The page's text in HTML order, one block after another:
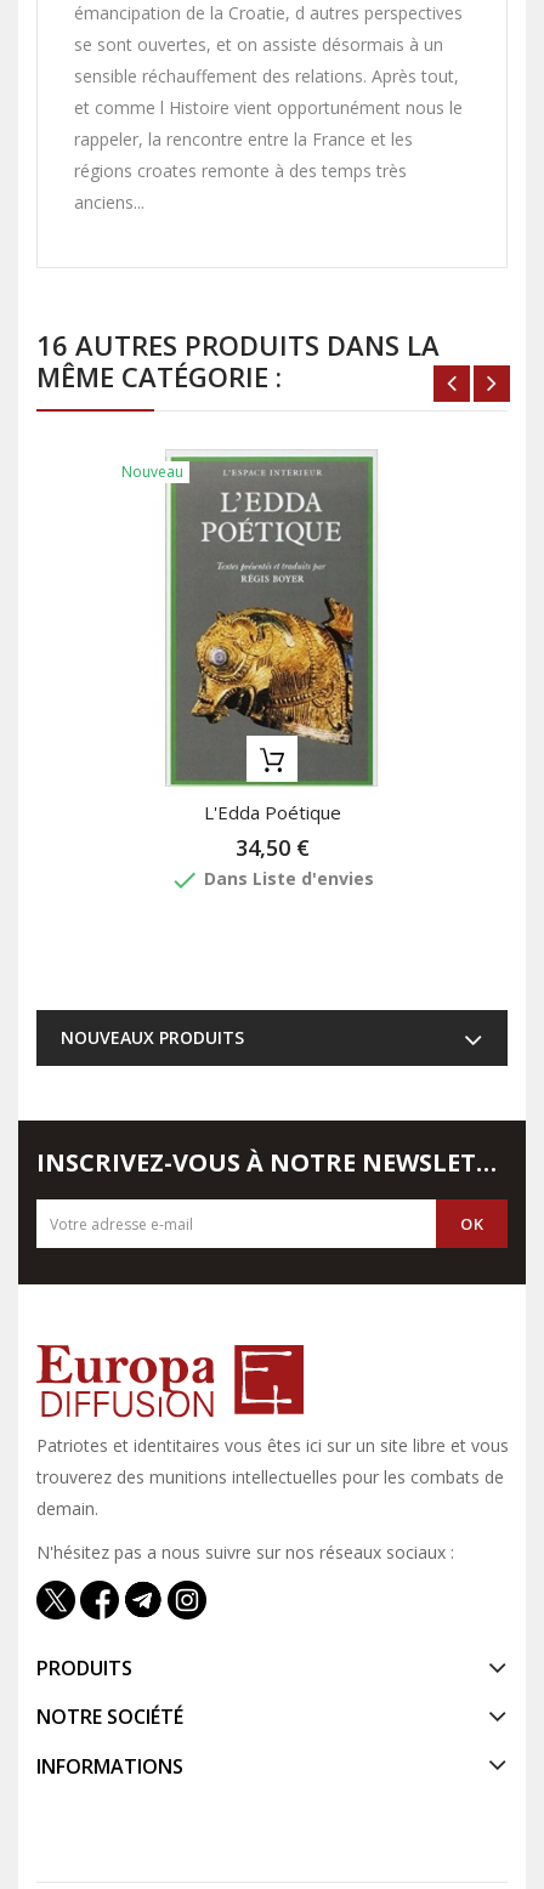
émancipation de la Croatie, d autres perspectives
se sont ouvertes, et on assiste désormais à un
sensible réchauffement des relations. Après tout,
et comme l Histoire vient opportunément nous le
rappeler, la rencontre entre la France et les
régions croates remonte à des temps très
anciens...
16 AUTRES PRODUITS DANS LA
MÊME CATÉGORIE :
Nouveau
L'Edda Poétique
34,50 €
done Dans Liste d'envies
NOUVEAUX PRODUITS
INSCRIVEZ-VOUS À NOTRE NEWSLETTER
Patriotes et identitaires vous êtes ici sur un site libre et vous y
trouverez des munitions intellectuelles pour les combats de
demain.
N'hésitez pas a nous suivre sur nos réseaux sociaux :
PRODUITS
NOTRE SOCIÉTÉ
INFORMATIONS